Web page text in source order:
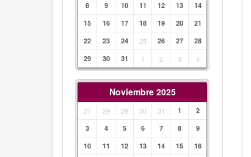
8
9 10 11 12 13
14
15
16 17 18 19 20
21
22
23 24 25 26 27
28
29
30 31 1 2 3 4
Noviembre 2025
27 29 29 30 31 1
2
3
4 5 6 7 8
9
10
11 12 13 14 15
16